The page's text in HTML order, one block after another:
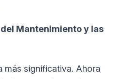
del Mantenimiento y las
más significativa. Ahora